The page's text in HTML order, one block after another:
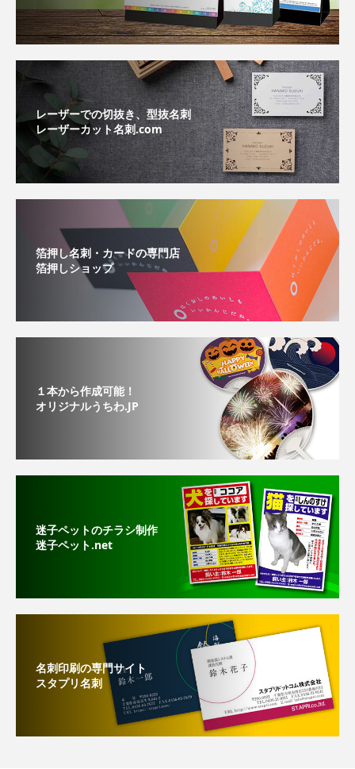
レーザーでの切抜き、型抜名刺
レーザーカット名刺.com
箔押し名刺・カードの専門店
箔押しショップ
１本から作成可能！
オリジナルうちわ.JP
迷子ペットのチラシ制作
迷子ペット.net
名刺印刷の専門サイト
スタプリ名刺